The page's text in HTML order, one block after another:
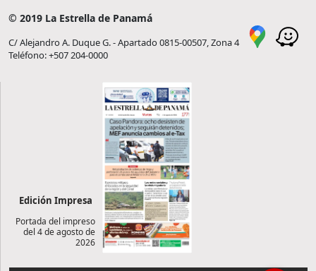
© 2019 La Estrella de Panamá
C/ Alejandro A. Duque G. - Apartado 0815-00507, Zona 4
Teléfono: +507 204-0000
Edición Impresa
Portada del impreso
del 4 de agosto de
2026